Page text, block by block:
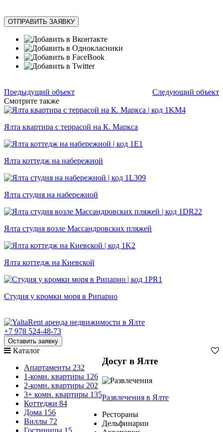
ОТПРАВИТЬ ЗАЯВКУ
Предыдущий объект
Следующий объект
Смотрите также
Ялта квартира с террасой на К. Маркса
Ялта коттедж на набережной
Ялта студия на набережной
Ялта студия возле Массандровских пляжей
Ялта коттедж на Киевской
Студия у кромки моря в Рипарио
+7 978 524-48-73
Оставить заявку
Каталог
Апартаменты 232
1-комн. квартиры 126
2-комн. квартиры 202
3+ комн. квартиры 135
Коттеджи 84
Дома 156
Виллы 72
Досуг в Ялте
Развлечения в Ялте
Рестораны
Дельфинарии